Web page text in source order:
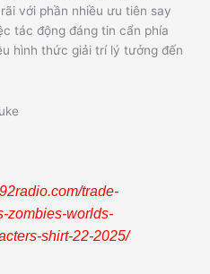
với phần nhiều ưu tiên say
tác động đáng tin cẩn phía
hình thức giải trí lý tưởng đến
trade-
zombies-worlds-
shirt-22-2025/